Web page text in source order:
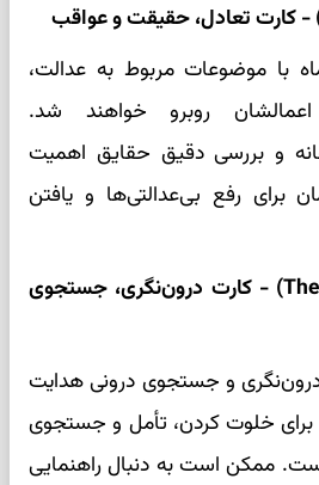
با موضوعات مربوط به عدالت،
روبرو خواهند شد.
و بررسی دقیق حقایق اهمیت
برای رفع بی‌عدالتی‌ها و یافتن
آبان : فرقان (The Hermit) - کارت درون‌نگری، جستجوی
و جستجوی درونی هدایت
خلوت کردن، تأمل و جستجوی
ممکن است به دنبال راهنمایی